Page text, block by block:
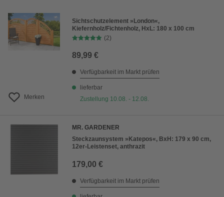
Merken
Sichtschutzelement »London«,
Kiefernholz/Fichtenholz, HxL: 180 x 100 cm
(2)
89,99 €
Verfügbarkeit im Markt prüfen
lieferbar
Zustellung 10.08. - 12.08.
MR. GARDENER
Steckzaunsystem »Katepos«, BxH: 179 x 90 cm,
12er-Leistenset, anthrazit
179,00 €
Verfügbarkeit im Markt prüfen